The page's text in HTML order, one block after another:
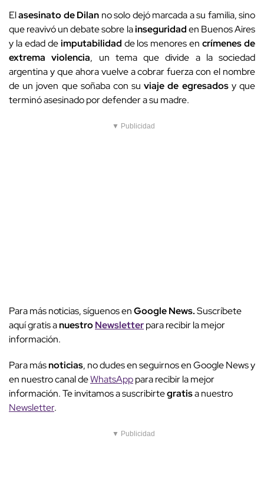
Elasesinato de Dilan no solo dejó marcada a su familia, sino
que reavivó un debate sobre lainseguridaden Buenos Aires
y la edad deimputabilidad de los menores encrímenes de
extrema violencia, un tema que divide a la sociedad
argentina y que ahora vuelve a cobrar fuerza con el nombre
de un joven que soñaba con suviaje de egresadosy que
terminó asesinado por defender a su madre.
▼ Publicidad
Para más noticias, síguenos enGoogle News.Suscríbete
aquí gratis anuestroNewsletterpara recibir la mejor
información.
Para másnoticias, no dudes en seguirnos en Google News y
en nuestro canal deWhatsApppara recibir la mejor
información. Te invitamos a suscribirtegratisa nuestro
Newsletter.
▼ Publicidad